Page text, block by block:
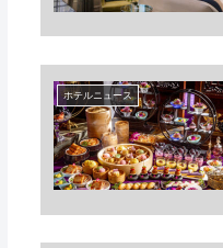
ホテルニュース